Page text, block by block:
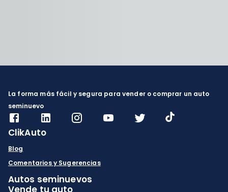
La forma más fácil y segura para vender o comprar un auto
seminuevo
ClikAuto
Blog
Comentarios y Sugerencias
Autos seminuevos
Vende tu auto